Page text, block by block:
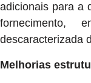
adicionais para a
descaracterizada
Melhorias